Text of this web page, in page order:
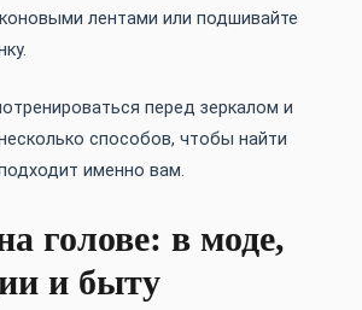
лентами или подшивайте
перед зеркалом и
способов, чтобы найти
именно вам.
голове: в моде,
и быту